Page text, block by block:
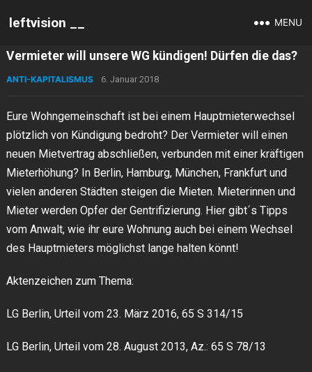
leftvision __ MENU
Vermieter will unsere WG kündigen! Dürfen die das?
ANTI-KAPITALISMUS 6. Januar 2018
Eure Wohngemeinschaft ist bei einem Hauptmieterwechsel
plötzlich von Kündigung bedroht? Der Vermieter will einen
neuen Mietvertrag abschließen, verbunden mit einer kräftigen
Mieterhöhung? In Berlin, Hamburg, München, Frankfurt und
vielen anderen Städten steigen die Mieten. Mieterinnen und
Mieter werden Opfer der Gentrifizierung. Hier gibt´s Tipps
vom Anwalt, wie ihr eure Wohnung auch bei einem Wechsel
des Hauptmieters möglichst lange halten könnt!
Aktenzeichen zum Thema:
LG Berlin, Urteil vom 23. März 2016, 65 S 314/15
LG Berlin, Urteil vom 28. August 2013, Az.: 65 S 78/13